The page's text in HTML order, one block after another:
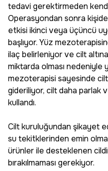
tedavi gerektirmeden
Operasyondan sonra
etkisi ikinci veya üçüncü
başlıyor. Yüz
ilaç belirleniyor ve cilt
miktarda olması nedeniyle
mezoterapisi sayesinde
gideriliyor, cilt daha parlak
kullandı.
Cilt kuruluğundan şikayet
su tekitklerinden emin
ürünler ile desteklenen
bırakılmaması gerekiyor.